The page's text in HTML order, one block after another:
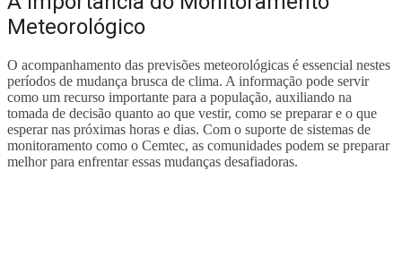
Meteorológico
O acompanhamento das previsões meteorológicas é essencial nestes
períodos de mudança brusca de clima. A informação pode servir
como um recurso importante para a população, auxiliando na
tomada de decisão quanto ao que vestir, como se preparar e o que
esperar nas próximas horas e dias. Com o suporte de sistemas de
monitoramento como o Cemtec, as comunidades podem se preparar
melhor para enfrentar essas mudanças desafiadoras.